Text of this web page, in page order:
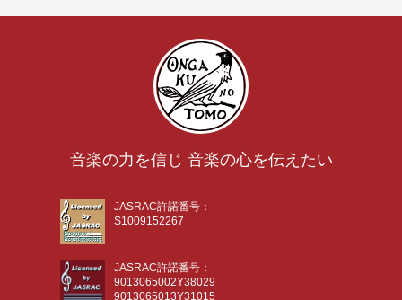
音楽の力を信じ 音楽の心を伝えたい
JASRAC許諾番号：
S1009152267
JASRAC許諾番号：
9013065002Y38029
9013065013Y31015